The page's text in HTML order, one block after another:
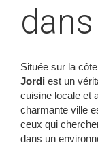
Située sur la
Jordi est un
cuisine locale et
charmante ville
ceux qui
dans un